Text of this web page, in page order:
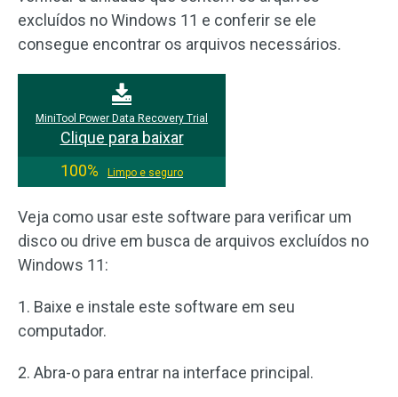
excluídos no Windows 11 e conferir se ele
consegue encontrar os arquivos necessários.
MiniTool Power Data Recovery Trial
Clique para baixar
100%
Limpo e seguro
Veja como usar este software para verificar um
disco ou drive em busca de arquivos excluídos no
Windows 11:
1. Baixe e instale este software em seu
computador.
2. Abra-o para entrar na interface principal.